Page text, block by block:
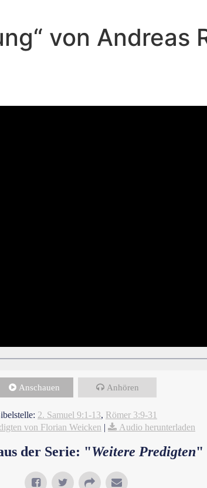
von Andreas
Anschauen Anhören
2. Samuel 9:1-13, Römer 3:9-31
von Florian Weicken | Audio herunterladen
der Serie: "Weitere Predigten"